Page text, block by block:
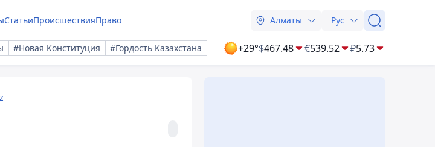
СтатьиПроисшествияПраво Алматы Рус
#Новая Конституция #Гордость Казахстана +29°$467.48 €539.52 ₽5.73